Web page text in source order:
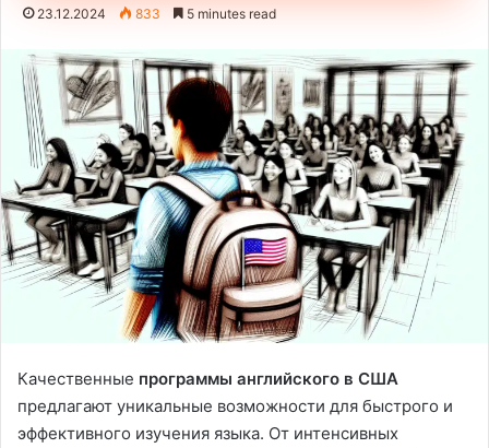
23.12.2024 833 5 minutes read
Качественные программы английского в США
предлагают уникальные возможности для быстрого и
эффективного изучения языка. От интенсивных